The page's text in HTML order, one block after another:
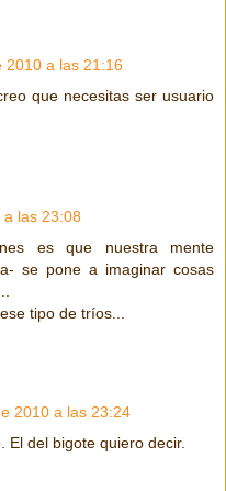
2010 a las 21:16
que necesitas ser usuario
las 23:08
es que nuestra mente
se pone a imaginar cosas
tipo de tríos...
2010 a las 23:24
El del bigote quiero decir.